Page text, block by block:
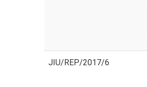
JIU/REP/2017/6